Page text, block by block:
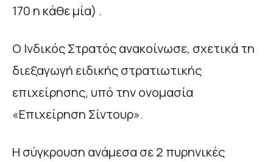
170 η κάθε μία) .
Ο Ινδικός Στρατός ανακοίνωσε, σχετικά τη
διεξαγωγή ειδικής στρατιωτικής
επιχείρησης, υπό την ονομασία
«Επιχείρηση Σίντουρ».
Η σύγκρουση ανάμεσα σε 2 πυρηνικές